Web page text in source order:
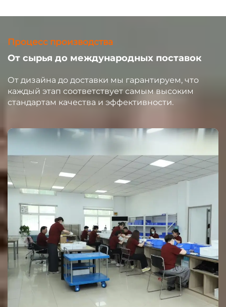
Процесс производства
От сырья до международных поставок
От дизайна до доставки мы гарантируем, что
каждый этап соответствует самым высоким
стандартам качества и эффективности.